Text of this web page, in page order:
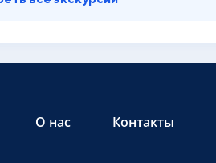
О нас Контакты